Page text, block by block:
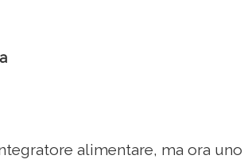
alimentare, ma ora uno